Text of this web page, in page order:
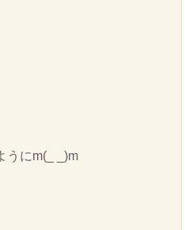
うにm(_ _)m